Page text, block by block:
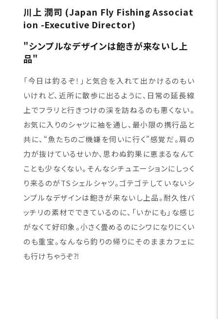
川上 潤司 (Japan Fly Fishing Associat
ion -Executive Director)
"シンプルなデザインは飽きが来ないし上
品"
「今日は釣るぞ！」と気合を入れて出かけるのもい
いけれど、近所に散歩に出るように、日常の延長線
上でフラリと行きつけの渓を訪ねるのも悪くない。
お気に入りのシャツに袖を通し、最小限の携行品と
共に、“魚たちのご機嫌を伺いに行く”感覚だ。肩の
力が抜けているせいか、思わぬ釣果に恵まるなんて
ことも少なくない。そんなシチュエーションにしっく
り来るのがTSシェルシャツ。ゴテゴテしていないシ
ンプルなデザインは飽きが来ないし上品。耐久性バ
ッチリの素材でできているのに、「いかにも」な感じ
がなくて好印象。小さく畳めるのにシワになりにくい
のも重宝。なんなら釣りの帰りにそのままカフェに
も行けちゃうぞ⁈